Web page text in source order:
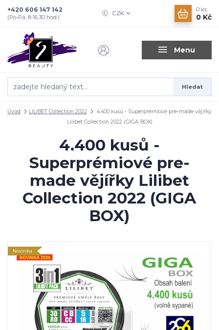
Menu
CZK
Hledat
+420 606 147 142
(Po-Pá, 8-16.30 hod.)
0 ks
0 Kč
Úvod LILIBET Collection 2022
4.400 kusů - Superprémiové pre-made vějířky
Lilibet Collection 2022 (GIGA BOX)
4.400 kusů -
Superprémiové pre-
made vějířky Lilibet
Collection 2022 (GIGA
BOX)
Novinka